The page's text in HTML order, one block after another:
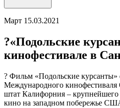
Март 15.03.2021
?«Подольские
кинофестивале в
? Фильм «Подольские курсанты»
Международного
штат Калифорния – крупнейшего
кино на западном побережье